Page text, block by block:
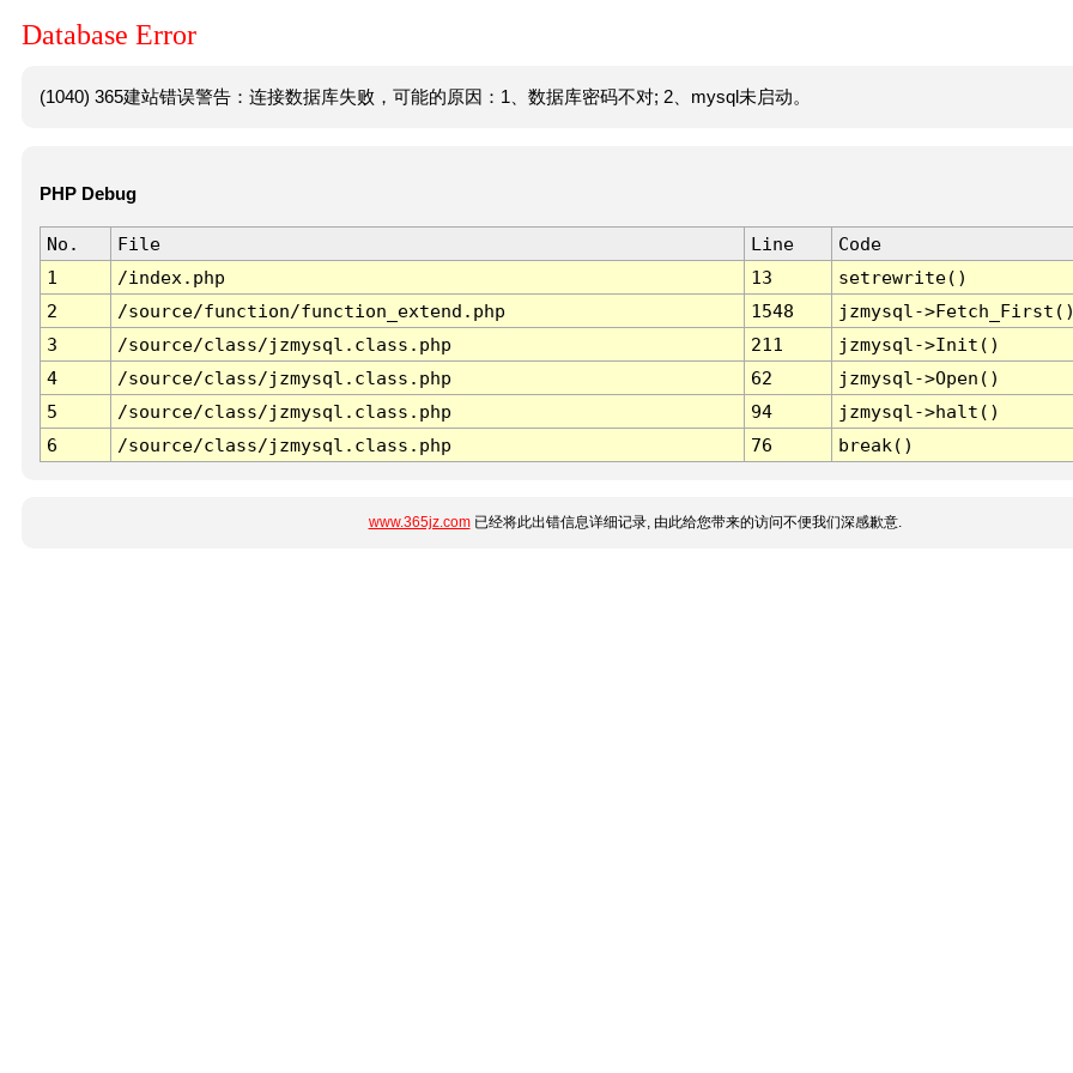
Database Error
(1040) 365建站错误警告：连接数据库失败，可能的原因：1、数据库密码不对; 2、mysql未启动。
PHP Debug
No. File Line
Code
1
/index.php 13
setrewrite()
2
/source/function/function_extend.php 1548
jzmysql-
3
/source/class/jzmysql.class.php 211
jzmysql->Init()
4
/source/class/jzmysql.class.php 62
jzmysql->Open()
5
/source/class/jzmysql.class.php 94
jzmysql->halt()
6
/source/class/jzmysql.class.php 76 break()
www.365jz.com已经将此出错信息详细记录, 由此给您带来的访问不便我们深感歉意.